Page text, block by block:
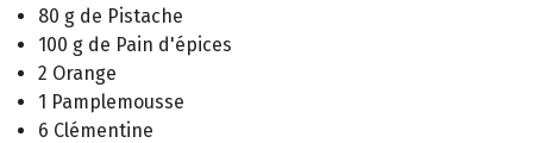
80 g de Pistache
100 g de Pain d'épices
2 Orange
1 Pamplemousse
6 Clémentine